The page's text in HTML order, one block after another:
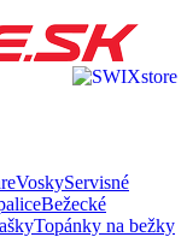
VoskyServisné
Bežecké
Topánky na bežky